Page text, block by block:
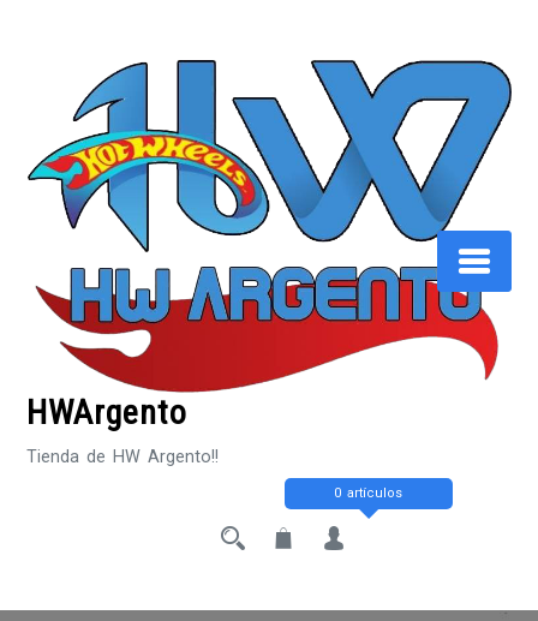
HWArgento
Tienda de HW Argento!!
0 artículos